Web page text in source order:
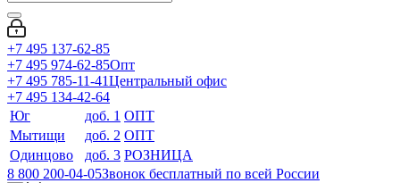
+7 495 137-62-85
+7 495 974-62-85Опт
+7 495 785-11-41Центральный офис
+7 495 134-42-64
Юг
доб. 1 ОПТ
Мытищи
доб. 2 ОПТ
Одинцово
доб. 3 РОЗНИЦА
8 800 200-04-05Звонок бесплатный по всей России